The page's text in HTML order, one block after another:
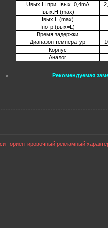
Uвых.H при Iвых=0,4mA
Iвых.H (max)
Iвых.L (max)
Iпотр.(вых=L)
Время задержки
Диапазон температур
-
Корпус
Аналог
Рекомендуемая
ориентировочный рекламный